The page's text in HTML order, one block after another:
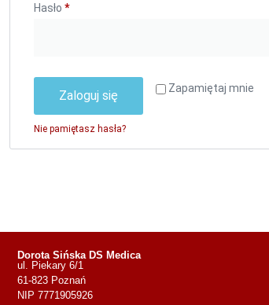
Hasło *
Zapamiętaj mnie
Zaloguj się
Nie pamiętasz hasła?
Dorota Sińska DS Medica
ul. Piekary 6/1
61-823 Poznań
NIP 7771905926